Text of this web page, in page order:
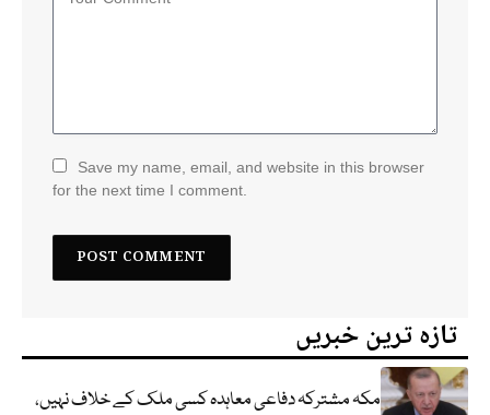
Save my name, email, and website in this browser
for the next time I comment.
تازہ ترین خبریں
مکہ مشترکہ دفاعی معاہدہ کسی ملک کے خلاف نہیں،